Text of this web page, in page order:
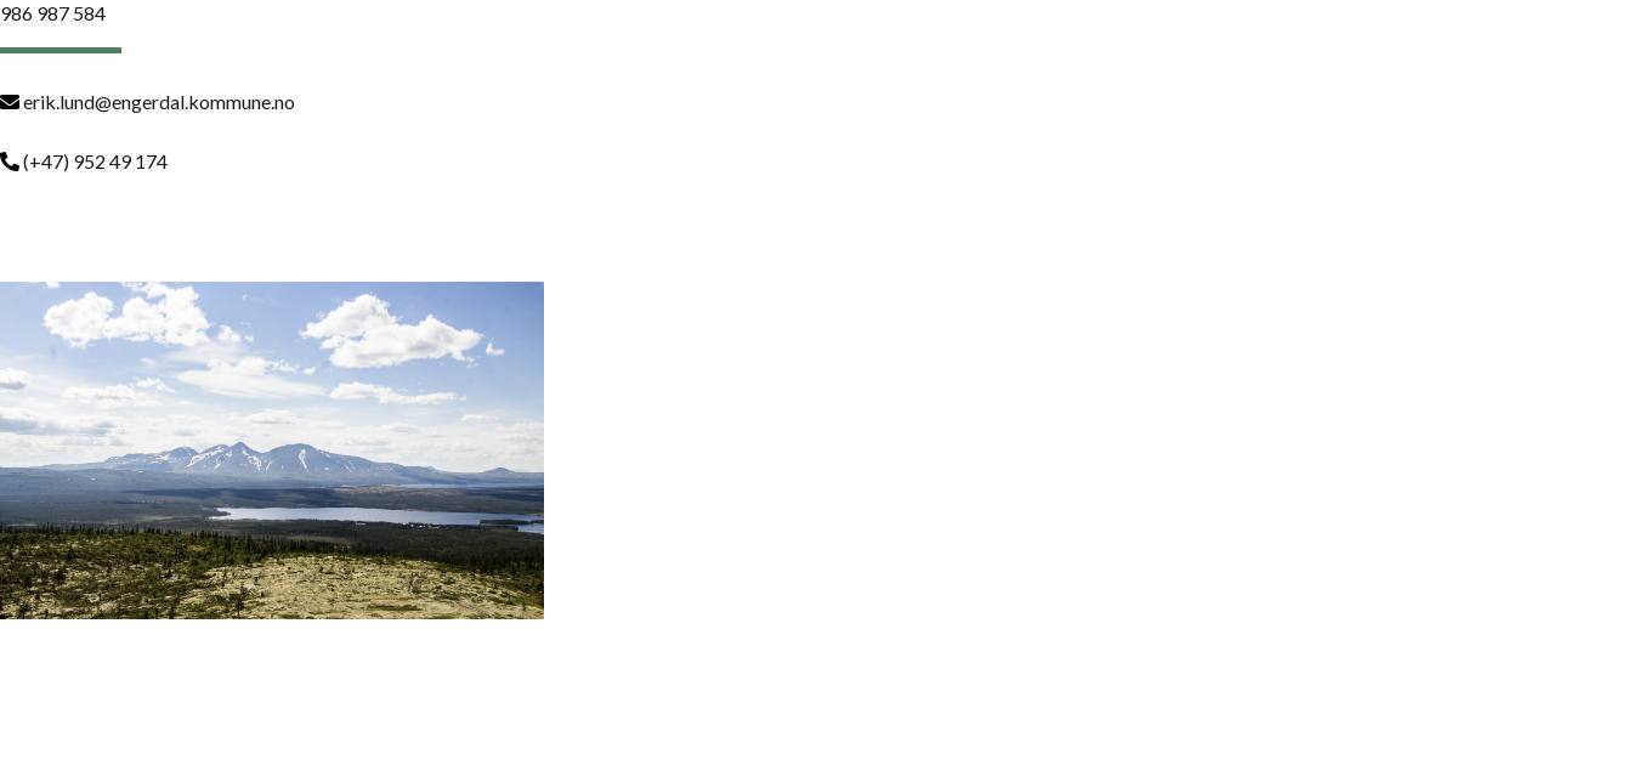
986 987 584
erik.lund@engerdal.kommune.no
(+47) 952 49 174